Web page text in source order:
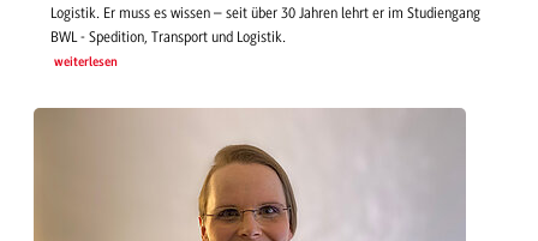
Logistik. Er muss es wissen – seit über 30 Jahren lehrt er im Studiengang
BWL - Spedition, Transport und Logistik.
weiterlesen